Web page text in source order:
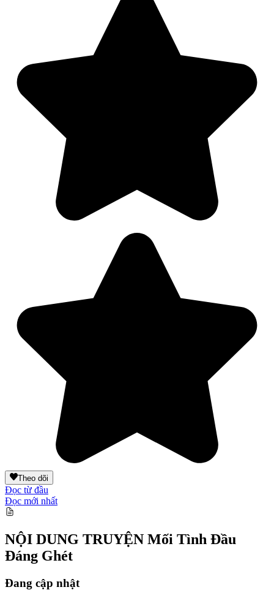
Theo dõi
Đọc từ đầu
Đọc mới nhất
NỘI DUNG TRUYỆN Mối Tình Đầu
Đáng Ghét
Đang cập nhật